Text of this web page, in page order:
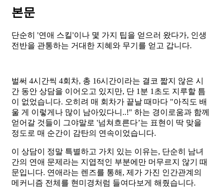
본문
단순히 '연애 스킬'이나 몇 가지 팁을 얻으러 왔다가, 인생
전반을 관통하는 거대한 지혜와 무기를 얻고 갑니다.
​벌써 4시간씩 4회차, 총 16시간이라는 결코 짧지 않은 시
간 동안 상담을 이어오고 있지만, 단 1분 1초도 지루할 틈
이 없었습니다. 오히려 매 회차가 끝날 때마다 "아직도 배
울 게 이렇게나 많이 남아있다니..!" 하는 경이로움과 함께
얻어갈 것들이 그야말로 '넘쳐흐른다’는 표현이 딱 맞을
정도로 매 순간이 감탄의 연속이었습니다.
​이 상담이 정말 특별하고 가치 있는 이유는, 단순히 남녀
간의 연애 문제라는 지엽적인 부분에만 머무르지 않기 때
문입니다. 연애라는 렌즈를 통해, 제가 가진 인간관계의
메커니즘 전체를 현미경처럼 들여다보게 해줬습니다.